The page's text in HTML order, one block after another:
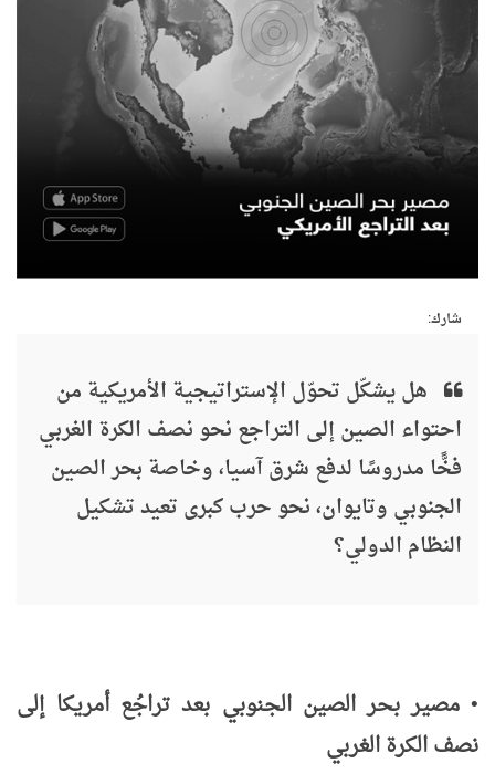
شارك:
هل يشكّل تحوّل الإستراتيجية الأمريكية من
احتواء الصين إلى التراجع نحو نصف الكرة الغربي
فخًّا مدروسًا لدفع شرق آسيا، وخاصة بحر الصين
الجنوبي وتايوان، نحو حرب كبرى تعيد تشكيل
النظام الدولي؟
• مصير بحر الصين الجنوبي بعد تراجُع أمريكا إلى
نصف الكرة الغربي